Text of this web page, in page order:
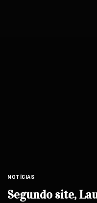
NOTÍCIAS
Segundo site,